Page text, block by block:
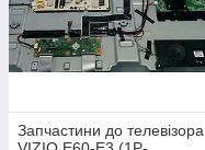
Запчастини до телевізора